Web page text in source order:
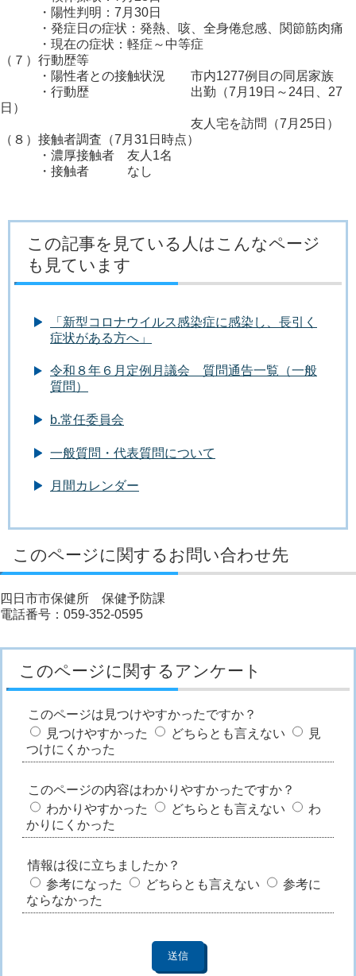
・陽性判明：7月30日
・発症日の症状：発熱、咳、全身倦怠感、関節筋肉痛
・現在の症状：軽症～中等症
（７）行動歴等
・陽性者との接触状況 市内1277例目の同居家族
・行動歴 出勤（7月19日～24日、27
日）
友人宅を訪問（7月25日）
（８）接触者調査（7月31日時点）
・濃厚接触者 友人1名
・接触者 なし
この記事を見ている人はこんなページ
も見ています
「新型コロナウイルス感染症に感染し、長引く
症状がある方へ」
令和８年６月定例月議会 質問通告一覧（一般
質問）
b.常任委員会
一般質問・代表質問について
月間カレンダー
このページに関するお問い合わせ先
四日市市保健所 保健予防課
電話番号：059-352-0595
このページに関するアンケート
このページは見つけやすかったですか？
見つけやすかった
どちらとも言えない
見
つけにくかった
このページの内容はわかりやすかったですか？
わかりやすかった
どちらとも言えない
わ
かりにくかった
情報は役に立ちましたか？
参考になった
どちらとも言えない
参考に
ならなかった